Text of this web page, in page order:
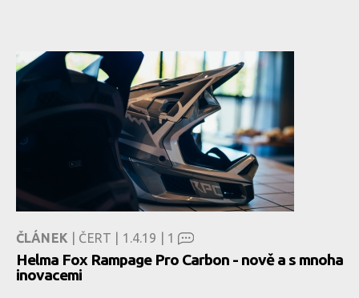
ČLÁNEK | ČERT | 1.4.19 | 1
Helma Fox Rampage Pro Carbon - nově a s mnoha
inovacemi